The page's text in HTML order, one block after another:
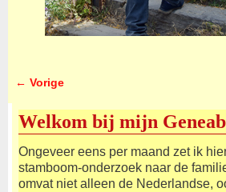
← Vorige
Welkom bij mijn
Ongeveer eens per maand zet ik
stamboom-onderzoek naar de
omvat niet alleen de Nederlandse,